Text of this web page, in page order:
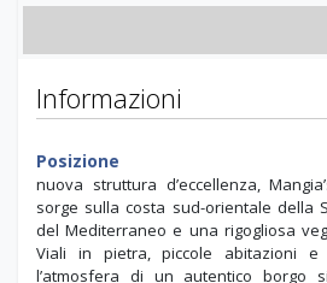
Informazioni
Posizione
nuova struttura d’eccellenza,
sorge sulla costa sud-orientale della
del Mediterraneo e una rigogliosa
Viali in pietra, piccole abitazioni e
l’atmosfera di un autentico borgo